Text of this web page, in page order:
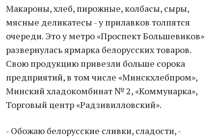
Макароны, хлеб, пирожные, колбасы, сыры,
мясные деликатесы - у прилавков толпятся
очереди. Это у метро «Проспект Большевиков»
развернулась ярмарка белорусских товаров.
Свою продукцию привезли больше сорока
предприятий, в том числе «Минскхлебпром»,
Минский хладокомбинат № 2, «Коммунарка»,
Торговый центр «Радзивилловский».
- Обожаю белорусские сливки, сладости, -